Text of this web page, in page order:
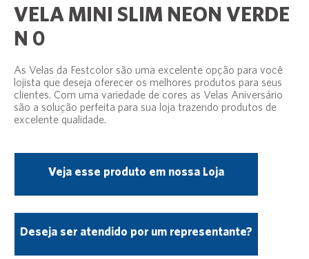
VELA MINI SLIM NEON VERDE
N 0
As Velas da Festcolor são uma excelente opção para você
lojista que deseja oferecer os melhores produtos para seus
clientes. Com uma variedade de cores as Velas Aniversário
são a solução perfeita para sua loja trazendo produtos de
excelente qualidade.
Veja esse produto em nossa Loja
Deseja ser atendido por um representante?